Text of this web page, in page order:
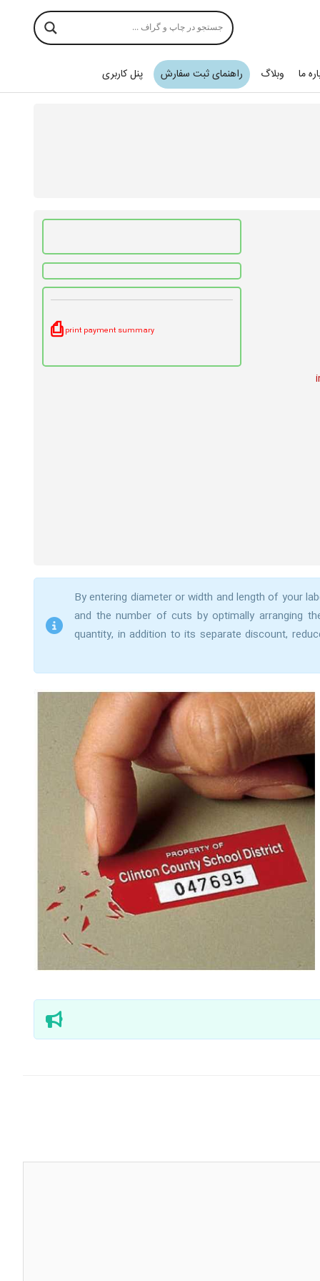
ما وبلاگ راهنمای ثبت سفارش پنل کاربری
print payment summary
⎙
By entering diameter or width and length of your
and the number of cuts by optimally arranging
quantity, in addition to its separate discount,